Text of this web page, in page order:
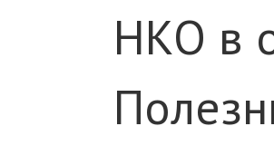
НКО в